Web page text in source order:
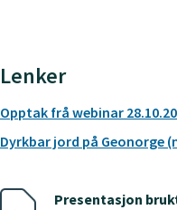
Lenker
Opptak frå webinar
Dyrkbar jord på Geonorge
Presentasjon